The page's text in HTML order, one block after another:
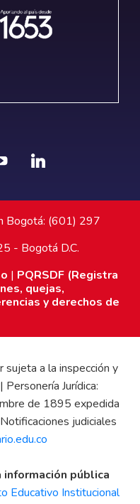
Bogotá: (601) 297
- Bogotá D.C.
| PQRSDF (Registra
quejas,
y derechos de
sujeta a la inspección y
Jurídica:
de 1895 expedida
judiciales
información pública
Educativo Institucional